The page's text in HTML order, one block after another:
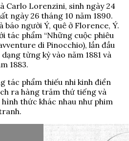
Carlo Lorenzini, sinh ngày 24
ngày 26 tháng 10 năm 1890.
báo người Ý, quê ở Florence, Ý.
tác phẩm “Những cuộc phiêu
di Pinocchio), lần đầu
từng kỳ vào năm 1881 và
1883.
tác phẩm thiếu nhi kinh điển
ra hàng trăm thứ tiếng và
thức khác nhau như phim